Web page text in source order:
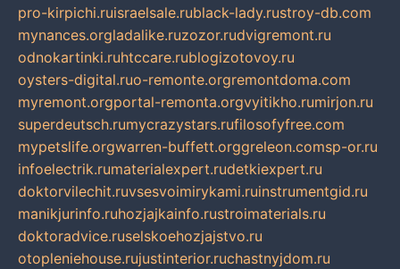
pro-kirpichi.ruisraelsale.rublack-lady.rustroy-db.com
mynances.orgladalike.ruzozor.rudvigremont.ru
odnokartinki.ruhtccare.rublogizotovoy.ru
oysters-digital.ruo-remonte.orgremontdoma.com
myremont.orgportal-remonta.orgvyitikho.rumirjon.ru
superdeutsch.rumycrazystars.rufilosofyfree.com
mypetslife.orgwarren-buffett.orggreleon.comsp-or.ru
infoelectrik.rumaterialexpert.rudetkiexpert.ru
doktorvilechit.ruvsesvoimirykami.ruinstrumentgid.ru
manikjurinfo.ruhozjajkainfo.rustroimaterials.ru
doktoradvice.ruselskoehozjajstvo.ru
otopleniehouse.rujustinterior.ruchastnyjdom.ru